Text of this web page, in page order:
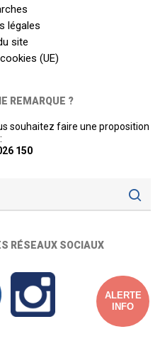
légales
site
(UE)
REMARQUE ?
souhaitez faire une proposition
:
150
RÉSEAUX SOCIAUX
ALERTE
INFO